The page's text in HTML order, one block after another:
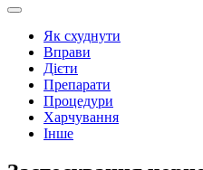
Як схуднути
Вправи
Дієти
Препарати
Процедури
Харчування
Інше